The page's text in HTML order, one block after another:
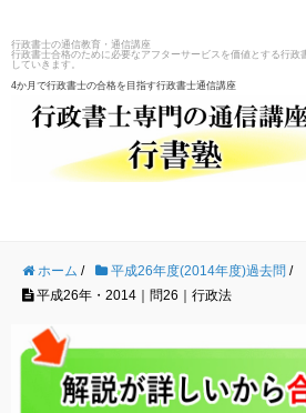
行政書士の通信教育・通信講座
行政書士合格のために必要なアフターサービスを価値とする行
していきます。
4か月で行政書士の合格を目指す行政書士通信講座
ホーム / 平成26年度(2014年度)過去問 /
平成26年・2014｜問26｜行政法